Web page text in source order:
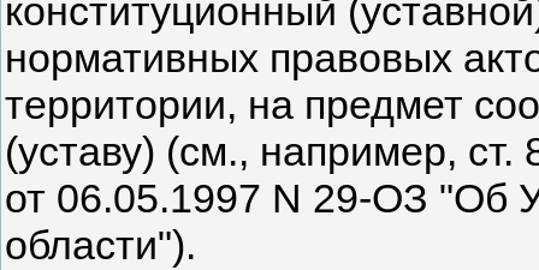
конституционный
нормативных правовых
территории, на предмет
(уставу) (см., например,
от 06.05.1997 N 29-ОЗ "Об
области").